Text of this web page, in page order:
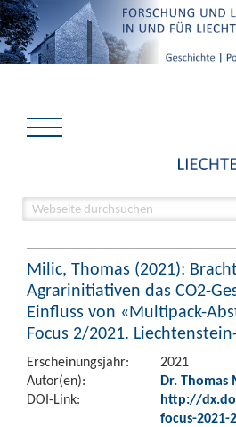
Milic, Thomas (2021):
Agrarinitiativen das CO2-
Einfluss von «Multipack-
Focus 2/2021.
Erscheinungsjahr:
2021
Autor(en):
Dr. Thomas
DOI-Link:
http://
focus-2021-2